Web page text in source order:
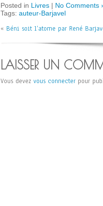
Posted in Livres | No Comments
Tags: auteur-Barjavel
« Béni soit l’atome par René
LAISSER UN
Vous devez vous connecter pour